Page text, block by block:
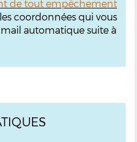
de tout empêchement
coordonnées qui vous
automatique suite à